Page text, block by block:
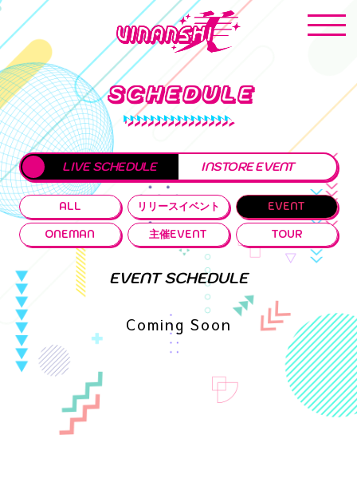
SCHEDULE
LIVE SCHEDULE INSTORE EVENT
ALL リリースイベント EVENT
ONEMAN 主催EVENT TOUR
EVENT SCHEDULE
Coming Soon